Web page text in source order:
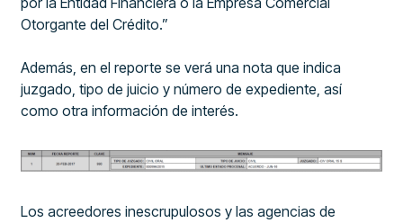
Otorgante del Crédito.”
Además, en el reporte se verá una nota que indica
juzgado, tipo de juicio y número de expediente, así
como otra información de interés.
Los acreedores inescrupulosos y las agencias de